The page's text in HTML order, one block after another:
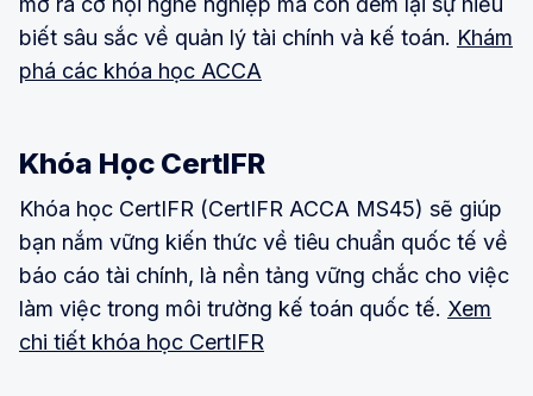
biết sâu sắc về quản lý tài chính và kế toán. Khám
phá các khóa học ACCA
Khóa Học CertIFR
Khóa học CertIFR (CertIFR ACCA MS45) sẽ giúp
bạn nắm vững kiến thức về tiêu chuẩn quốc tế về
báo cáo tài chính, là nền tảng vững chắc cho việc
làm việc trong môi trường kế toán quốc tế. Xem
chi tiết khóa học CertIFR